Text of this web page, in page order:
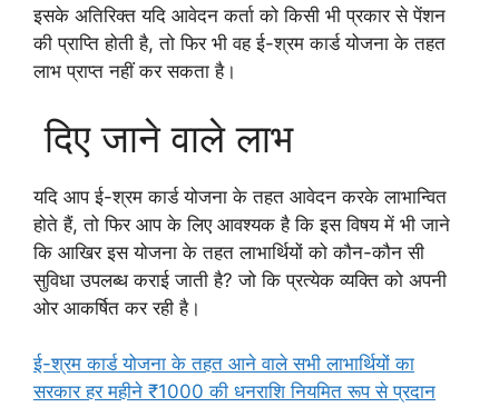
इसके अतिरिक्त यदि आवेदन कर्ता को किसी भी प्रकार से पेंशन
की प्राप्ति होती है, तो फिर भी वह ई-श्रम कार्ड योजना के तहत
लाभ प्राप्त नहीं कर सकता है।
दिए जाने वाले लाभ
यदि आप ई-श्रम कार्ड योजना के तहत आवेदन करके लाभान्वित
होते हैं, तो फिर आप के लिए आवश्यक है कि इस विषय में भी जाने
कि आखिर इस योजना के तहत लाभार्थियों को कौन-कौन सी
सुविधा उपलब्ध कराई जाती है? जो कि प्रत्येक व्यक्ति को अपनी
ओर आकर्षित कर रही है।
ई-श्रम कार्ड योजना के तहत आने वाले सभी लाभार्थियों का
सरकार हर महीने ₹1000 की धनराशि नियमित रूप से प्रदान